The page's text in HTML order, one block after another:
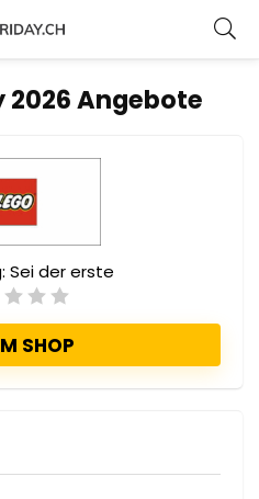
2026 Angebote
Sei der erste
SHOP